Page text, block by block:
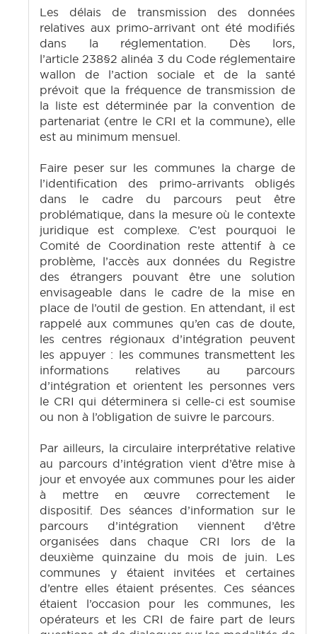
Les délais de transmission des données
relatives aux primo-arrivant ont été modifiés
dans la réglementation. Dès lors,
l’article 238§2 alinéa 3 du Code réglementaire
wallon de l’action sociale et de la santé
prévoit que la fréquence de transmission de
la liste est déterminée par la convention de
partenariat (entre le CRI et la commune), elle
est au minimum mensuel.
Faire peser sur les communes la charge de
l’identification des primo-arrivants obligés
dans le cadre du parcours peut être
problématique, dans la mesure où le contexte
juridique est complexe. C’est pourquoi le
Comité de Coordination reste attentif à ce
problème, l’accès aux données du Registre
des étrangers pouvant être une solution
envisageable dans le cadre de la mise en
place de l’outil de gestion. En attendant, il est
rappelé aux communes qu’en cas de doute,
les centres régionaux d’intégration peuvent
les appuyer : les communes transmettent les
informations relatives au parcours
d’intégration et orientent les personnes vers
le CRI qui déterminera si celle-ci est soumise
ou non à l’obligation de suivre le parcours.
Par ailleurs, la circulaire interprétative relative
au parcours d’intégration vient d’être mise à
jour et envoyée aux communes pour les aider
à mettre en œuvre correctement le
dispositif. Des séances d’information sur le
parcours d’intégration viennent d’être
organisées dans chaque CRI lors de la
deuxième quinzaine du mois de juin. Les
communes y étaient invitées et certaines
d’entre elles étaient présentes. Ces séances
étaient l’occasion pour les communes, les
opérateurs et les CRI de faire part de leurs